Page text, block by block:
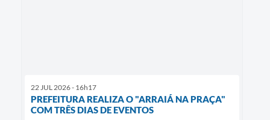
22 JUL 2026 - 16h17
PREFEITURA REALIZA O "ARRAIÁ NA PRAÇA"
COM TRÊS DIAS DE EVENTOS